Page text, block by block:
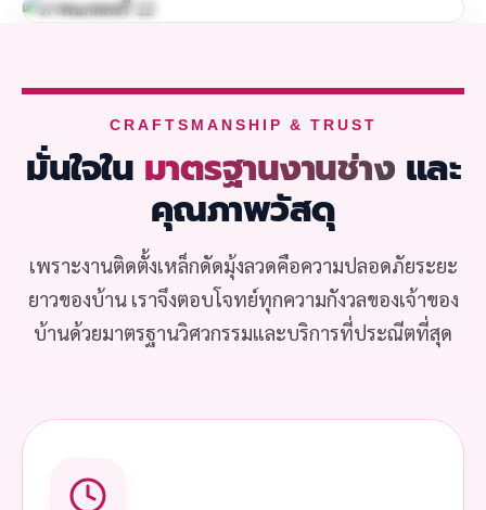
CRAFTSMANSHIP & TRUST
มั่นใจใน มาตรฐานงานช่าง และ
คุณภาพวัสดุ
เพราะงานติดตั้งเหล็กดัดมุ้งลวดคือความปลอดภัยระยะ
ยาวของบ้าน เราจึงตอบโจทย์ทุกความกังวลของเจ้าของ
บ้านด้วยมาตรฐานวิศวกรรมและบริการที่ประณีตที่สุด